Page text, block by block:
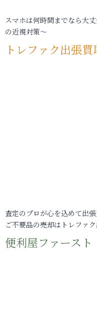
スマホは何時間までなら大
の近視対策～
トレファク出張買
査定のプロが心を込めて出
ご不要品の売却はトレファ
便利屋ファースト